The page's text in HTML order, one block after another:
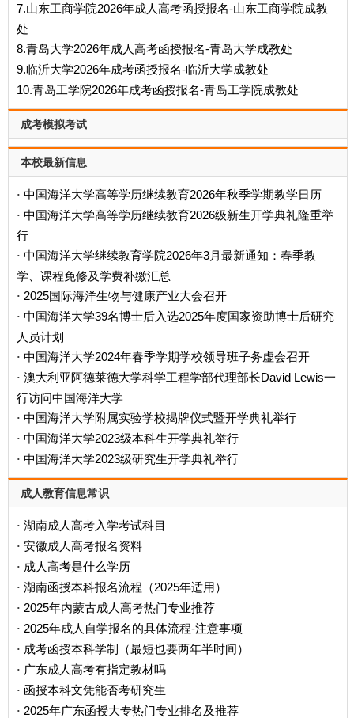
7.山东工商学院2026年成人高考函授报名-山东工商学院成教
处
8.青岛大学2026年成人高考函授报名-青岛大学成教处
9.临沂大学2026年成考函授报名-临沂大学成教处
10.青岛工学院2026年成考函授报名-青岛工学院成教处
成考模拟考试
本校最新信息
· 中国海洋大学高等学历继续教育2026年秋季学期教学日历
· 中国海洋大学高等学历继续教育2026级新生开学典礼隆重举
行
· 中国海洋大学继续教育学院2026年3月最新通知：春季教
学、课程免修及学费补缴汇总
· 2025国际海洋生物与健康产业大会召开
· 中国海洋大学39名博士后入选2025年度国家资助博士后研究
人员计划
· 中国海洋大学2024年春季学期学校领导班子务虚会召开
· 澳大利亚阿德莱德大学科学工程学部代理部长David Lewis一
行访问中国海洋大学
· 中国海洋大学附属实验学校揭牌仪式暨开学典礼举行
· 中国海洋大学2023级本科生开学典礼举行
· 中国海洋大学2023级研究生开学典礼举行
成人教育信息常识
· 湖南成人高考入学考试科目
· 安徽成人高考报名资料
· 成人高考是什么学历
· ‌湖南函授本科报名流程（2025年适用）‌
· 2025年内蒙古成人高考热门专业推荐
· 2025年成人自学报名的具体流程-注意事项
· 成考函授本科学制（最短也要两年半时间）
· 广东成人高考有指定教材吗
· 函授本科文凭能否考研究生
· 2025年广东函授大专热门专业排名及推荐